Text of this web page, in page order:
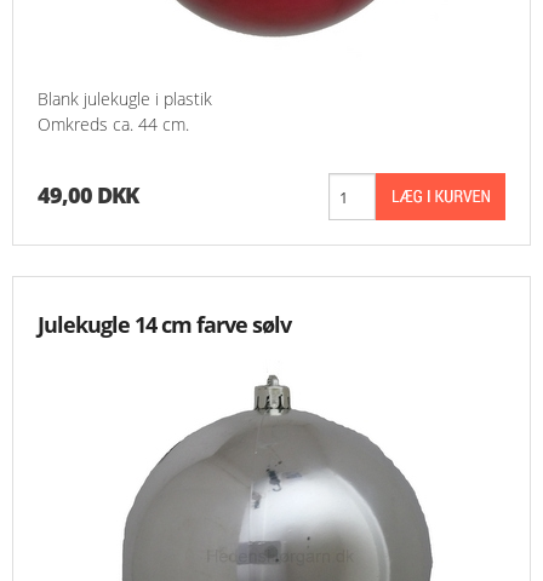
Blank julekugle i plastik
Omkreds ca. 44 cm.
49,00 DKK
Julekugle 14 cm farve sølv